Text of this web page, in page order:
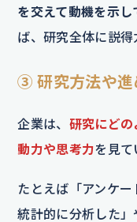
を交えて動機を示し
ば、研究全体に説得
③ 研究方法や進
企業は、 研究にど
動力や思考力を見て
たとえば「アンケ
統計的に分析した